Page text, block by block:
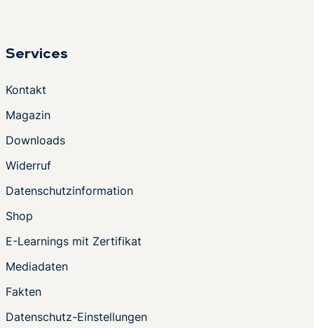
Services
Kontakt
Magazin
Downloads
Widerruf
Datenschutzinformation
Shop
E-Learnings mit Zertifikat
Mediadaten
Fakten
Datenschutz-Einstellungen